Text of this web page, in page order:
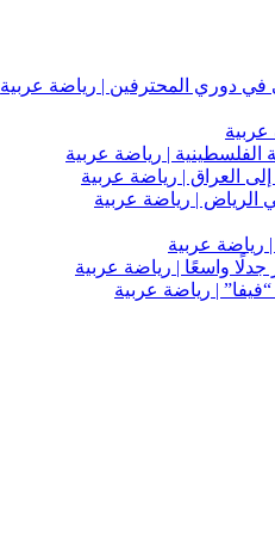
في دوري المحترفين | رياضة عربية
عربية
الفلسطينية | رياضة عربية
العراق | رياضة عربية
رياضة عربية
واسعًا | رياضة عربية
| رياضة عربية